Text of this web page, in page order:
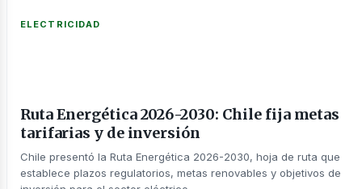
ELECTRICIDAD
Ruta Energética 2026-2030: Chile fija metas
tarifarias y de inversión
Chile presentó la Ruta Energética 2026-2030, hoja de ruta que
establece plazos regulatorios, metas renovables y objetivos de